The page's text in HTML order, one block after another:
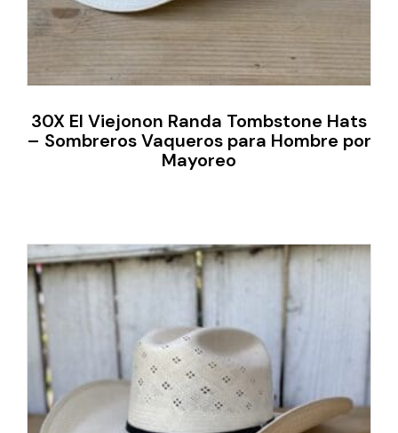
30X El Viejonon Randa Tombstone Hats
– Sombreros Vaqueros para Hombre por
Mayoreo